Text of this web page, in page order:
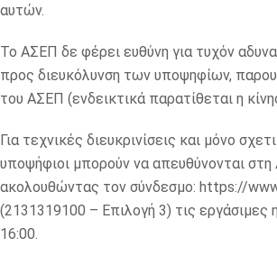
αυτών.
Το ΑΣΕΠ δε φέρει ευθύνη για τυχόν
προς διευκόλυνση των υποψηφίων,
του ΑΣΕΠ (ενδεικτικά παρατίθεται η
Για τεχνικές διευκρινίσεις και μόνο
υποψήφιοι μπορούν να απευθύνονται
ακολουθώντας τον σύνδεσμο: https://
(2131319100 – Επιλογή 3) τις εργάσιμες
16:00.